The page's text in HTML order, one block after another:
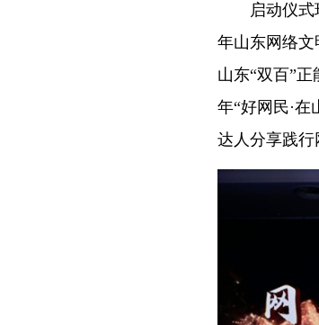
启动仪式现
年山东网络文
山东“双百”
年“好网民·
达人分享践行